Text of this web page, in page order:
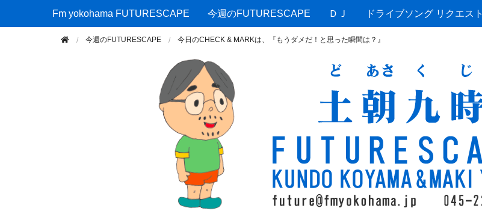
Fm yokohama FUTURESCAPE
Fm yokohama FUTURESCAPE 今週のFUTURESCAPE ＤＪ ドライブソング リクエスト
今週のFUTURESCAPE 今日のCHECK & MARKは、『もうダメだ！と思った瞬間は？』